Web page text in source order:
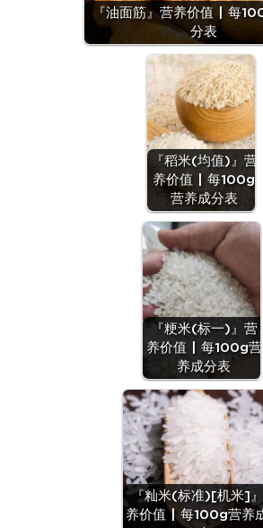
『油面筋』营养价值 | 每
分表
『稻米(均值)』营
养价值 | 每100g
营养成分表
『粳米(标一)』营
养价值 | 每100g营
养成分表
『籼米(标准)[机米]
养价值 | 每100g营养